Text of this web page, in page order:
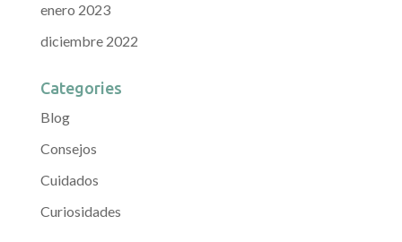
enero 2023
diciembre 2022
Categories
Blog
Consejos
Cuidados
Curiosidades